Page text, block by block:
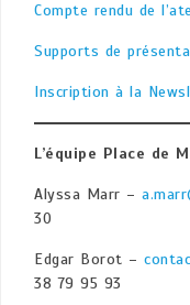
Compte rendu de
Supports de
Inscription à la
L’équipe Place de
Alyssa Marr –
30
Edgar Borot –
38 79 95 93